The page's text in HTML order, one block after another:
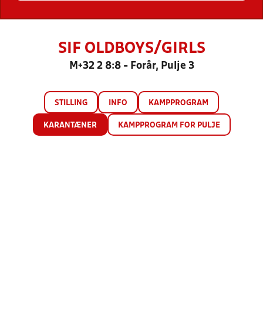
SIF OLDBOYS/GIRLS
M+32 2 8:8 - Forår, Pulje 3
STILLING INFO KAMPPROGRAM
KARANTÆNER KAMPPROGRAM FOR PULJE